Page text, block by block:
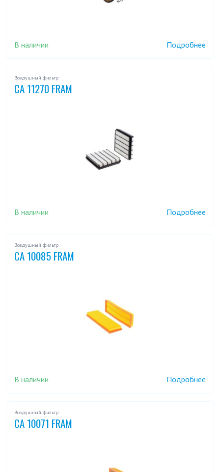
В наличии Подробнее
Воздушный фильтр
CA 11270 FRAM
В наличии Подробнее
Воздушный фильтр
CA 10085 FRAM
В наличии Подробнее
Воздушный фильтр
CA 10071 FRAM